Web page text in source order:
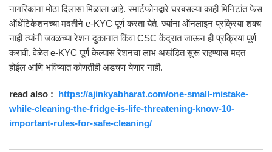
नागरिकांना मोठा दिलासा मिळाला आहे. स्मार्टफोनद्वारे घरबसल्या काही मिनिटांत फेस
ऑथेंटिकेशनच्या मदतीने e-KYC पूर्ण करता येते. ज्यांना ऑनलाइन प्रक्रिया शक्य
नाही त्यांनी जवळच्या रेशन दुकानात किंवा CSC केंद्रात जाऊन ही प्रक्रिया पूर्ण
करावी. वेळेत e-KYC पूर्ण केल्यास रेशनचा लाभ अखंडित सुरू राहण्यास मदत
होईल आणि भविष्यात कोणतीही अडचण येणार नाही.
read also : https://ajinkyabharat.com/one-small-mistake-
while-cleaning-the-fridge-is-life-threatening-know-10-
important-rules-for-safe-cleaning/